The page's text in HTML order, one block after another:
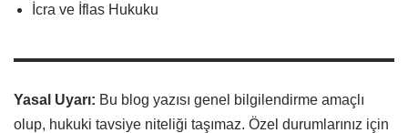
İcra ve İflas Hukuku
Yasal Uyarı: Bu blog yazısı genel bilgilendirme amaçlı
olup, hukuki tavsiye niteliği taşımaz. Özel durumlarınız için